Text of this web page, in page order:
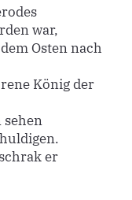
war,
Osten nach
König der
sehen
er